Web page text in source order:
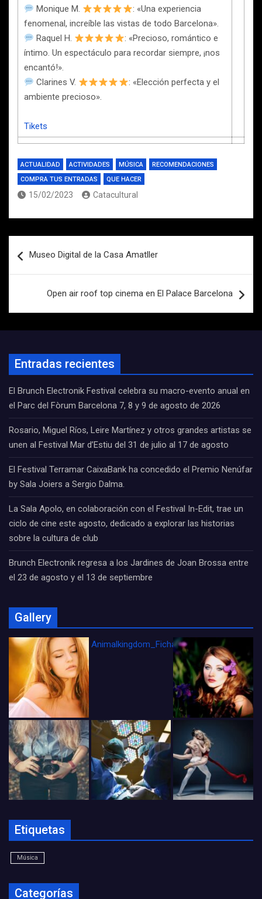
Monique M.
: «Una experiencia
fenomenal, increíble las vistas de todo Barcelona».
Raquel H.
: «Precioso, romántico e
íntimo. Un espectáculo para recordar siempre, ¡nos
encantó!».
Clarines V.
: «Elección perfecta y el
ambiente precioso».
Tikets
ACTUALIDAD ACTIVIDADES MÚSICA
RECOMENDACIONES
COMPRA TUS ENTRADAS
QUE HACER
15/02/2023 Catacultural
de
Museo Digital de la Casa Amatller
Open air roof top cinema en El Palace Barcelona
Entradas recientes
El Brunch Electronik Festival celebra su macro-evento anual en
el Parc del Fòrum Barcelona 7, 8 y 9 de agosto de 2026
Rosario, Miguel Ríos, Leire Martínez y otros grandes artistas se
unen al Festival Mar d’Estiu del 31 de julio al 17 de agosto
El Festival Terramar CaixaBank ha concedido el Premio Nenúfar
by Sala Joiers a Sergio Dalma.
La Sala Apolo, en colaboración con el Festival In-Edit, trae un
ciclo de cine este agosto, dedicado a explorar las historias
sobre la cultura de club
Brunch Electronik regresa a los Jardines de Joan Brossa entre
el 23 de agosto y el 13 de septiembre
Gallery
Animalkingdom_FichaCine
Etiquetas
Música
Categorías